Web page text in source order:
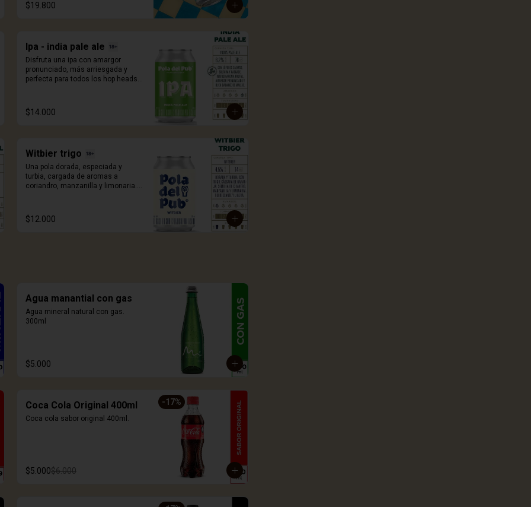
sabor maltoso dulce y con notas a
$19.800
Ipa - india pale ale
Disfruta una ipa con amargor
pronunciado, más arriesgada y
perfecta para todos los hop heads
cascade. 330ml.
$14.000
Witbier trigo
Una pola dorada, especiada y
turbia, cargada de aromas a
coriandro, manzanilla y limonaria.
$12.000
Agua manantial con gas
Agua mineral natural con gas.
300ml
$5.000
-17%
Coca Cola Original 400ml
Coca cola sabor original 400ml.
$5.000$6.000